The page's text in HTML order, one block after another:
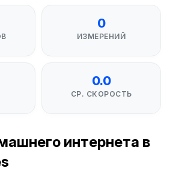
0
ИЗМЕРЕНИЙ
0.0
СР. СКОРОСТЬ
интернета в